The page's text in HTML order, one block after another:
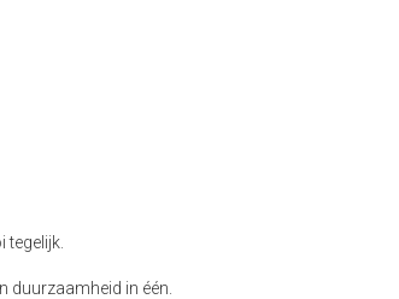
duurzaamheid in één.